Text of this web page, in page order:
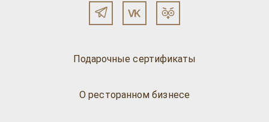
Подарочные сертификаты
О ресторанном бизнесе